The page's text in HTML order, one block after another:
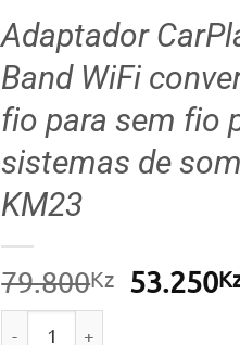
Adaptador
Band WiFi
fio para sem fio
sistemas de
KM23
79.800Kz O
53.250